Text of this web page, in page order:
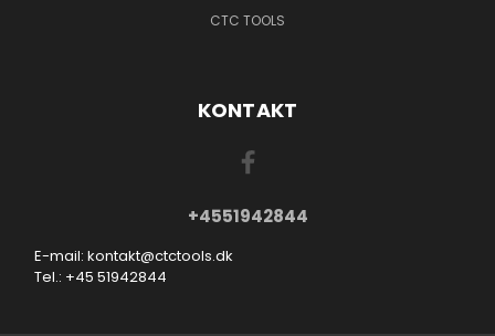
CTC TOOLS
KONTAKT
+4551942844
E-mail: kontakt@ctctools.dk
Tel.: +45 51942844